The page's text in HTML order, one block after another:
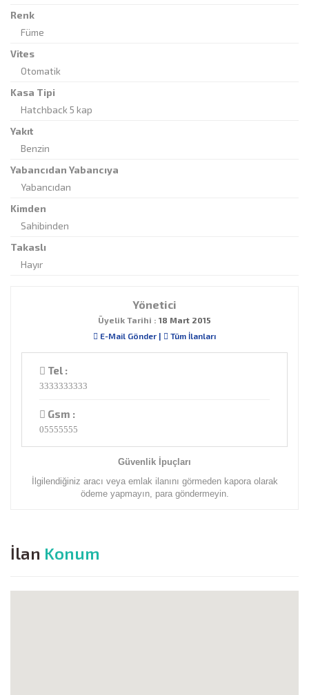
Renk
Füme
Vites
Otomatik
Kasa Tipi
Hatchback 5 kap
Yakıt
Benzin
Yabancıdan Yabancıya
Yabancıdan
Kimden
Sahibinden
Takaslı
Hayır
Yönetici
Üyelik Tarihi : 18 Mart 2015
E-Mail Gönder | Tüm İlanları
Tel :
3333333333
Gsm :
05555555
Güvenlik İpuçları
İlgilendiğiniz aracı veya emlak ilanını görmeden kapora olarak
ödeme yapmayın, para göndermeyin.
İlan Konum